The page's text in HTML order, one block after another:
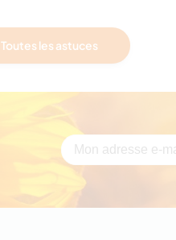
Toutes les astuces